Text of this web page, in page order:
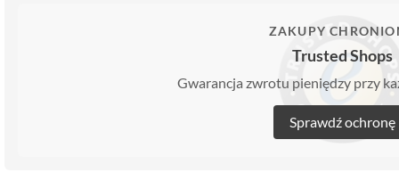
ZAKUPY
Trusted Shops
Gwarancja zwrotu pieniędzy przy
Sprawdź ochronę